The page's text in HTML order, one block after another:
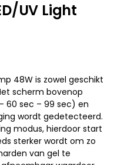
UV Light
48W is zowel geschikt
scherm bovenop
60 sec – 99 sec) en
wordt gedetecteerd.
modus, hierdoor start
sterker wordt om zo
van gel te